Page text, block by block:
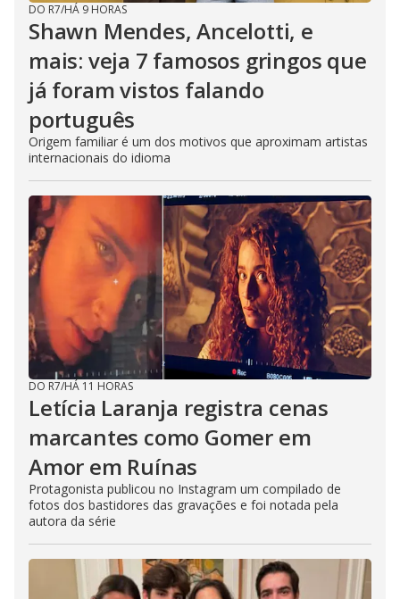
DO R7/HÁ 9 HORAS
Shawn Mendes, Ancelotti, e
mais: veja 7 famosos gringos que
já foram vistos falando
português
Origem familiar é um dos motivos que aproximam artistas
internacionais do idioma
DO R7/HÁ 11 HORAS
Letícia Laranja registra cenas
marcantes como Gomer em
Amor em Ruínas
Protagonista publicou no Instagram um compilado de
fotos dos bastidores das gravações e foi notada pela
autora da série